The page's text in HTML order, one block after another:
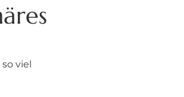
viel